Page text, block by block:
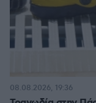
08.08.2026, 19:36